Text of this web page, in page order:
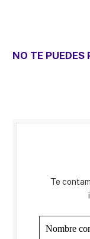
NO TE PUEDES
Te